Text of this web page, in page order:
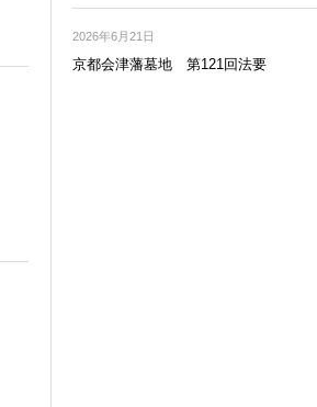
2026年6月21日
京都会津藩墓地 第121回法要